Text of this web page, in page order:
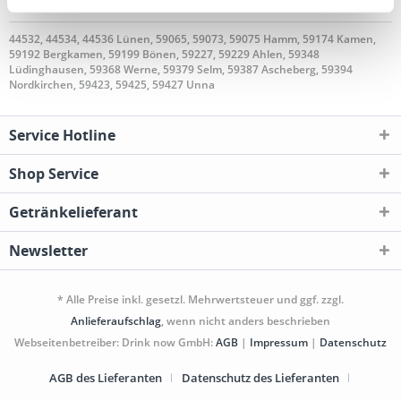
44532, 44534, 44536 Lünen, 59065, 59073, 59075 Hamm, 59174 Kamen,
59192 Bergkamen, 59199 Bönen, 59227, 59229 Ahlen, 59348
Lüdinghausen, 59368 Werne, 59379 Selm, 59387 Ascheberg, 59394
Nordkirchen, 59423, 59425, 59427 Unna
Service Hotline
Shop Service
Getränkelieferant
Newsletter
* Alle Preise inkl. gesetzl. Mehrwertsteuer und ggf. zzgl.
Anlieferaufschlag, wenn nicht anders beschrieben
Webseitenbetreiber: Drink now GmbH:AGB | Impressum | Datenschutz
AGB des Lieferanten
Datenschutz des Lieferanten